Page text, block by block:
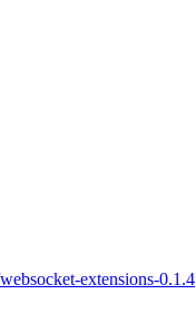
extensions-0.1.4